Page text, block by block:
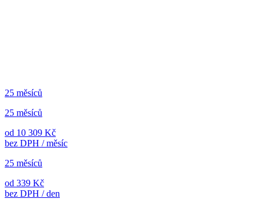
25 měsíců
25 měsíců
od 10 309 Kč
bez DPH / měsíc
25 měsíců
od 339 Kč
bez DPH / den